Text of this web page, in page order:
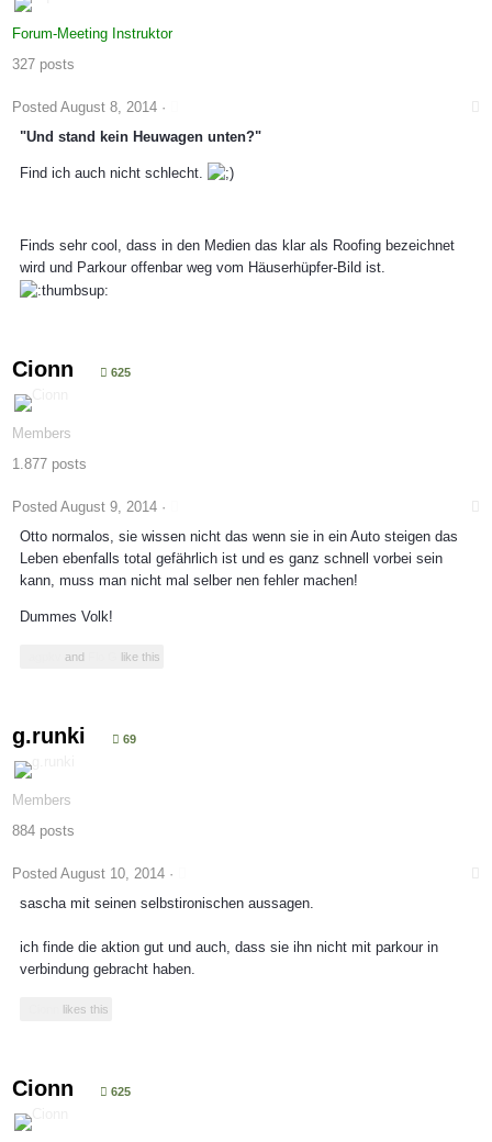
Forum-Meeting Instruktor
327 posts
Posted August 8, 2014 ·
"Und stand kein Heuwagen unten?"
Find ich auch nicht schlecht.
Finds sehr cool, dass in den Medien das klar als Roofing bezeichnet
wird und Parkour offenbar weg vom Häuserhüpfer-Bild ist.
Cionn 625
Members
1.877 posts
Posted August 9, 2014 ·
Otto normalos, sie wissen nicht das wenn sie in ein Auto steigen das
Leben ebenfalls total gefährlich ist und es ganz schnell vorbei sein
kann, muss man nicht mal selber nen fehler machen!
Dummes Volk!
and like this
g.runki 69
Members
884 posts
Posted August 10, 2014 ·
sascha mit seinen selbstironischen aussagen.
ich finde die aktion gut und auch, dass sie ihn nicht mit parkour in
verbindung gebracht haben.
likes this
Cionn 625